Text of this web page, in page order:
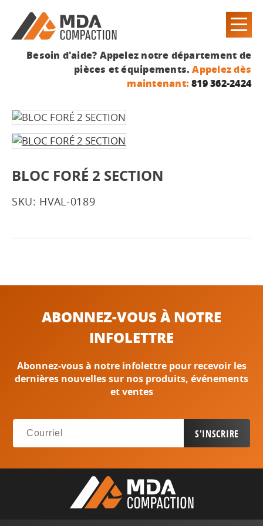
Besoin d'aide? Appelez notre département de
pièces et équipements.Appelez dès
maintenant: 819 362-2424
BLOC FORÉ 2 SECTION
SKU: HVAL-0189
ABONNEZ-VOUS À NOTRE
INFOLETTRE
Abonnez-vous à notre infolettre pour recevoir les
dernières nouvelles sur nos produits, événements
et ventes